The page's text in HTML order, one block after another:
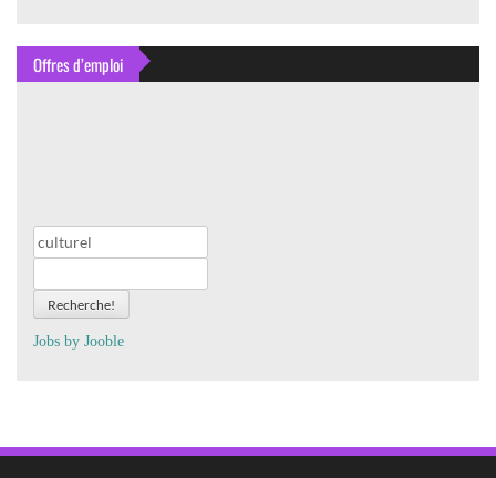
Offres d’emploi
Recherche!
Jobs by Jooble